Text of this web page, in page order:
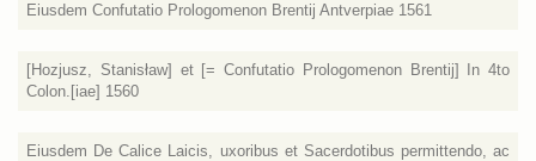
Eiusdem Confutatio Prologomenon Brentij Antverpiae 1561
[Hozjusz, Stanisław] et [= Confutatio Prologomenon Brentij] In 4to
Colon.[iae] 1560
Eiusdem De Calice Laicis, uxoribus et Sacerdotibus permittendo, ac